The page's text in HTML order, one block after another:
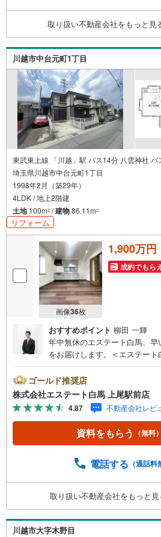
取り扱い不動産会社をもっと見
川越市中台元町1丁目
東武東上線 「川越」駅 バス14分 八雲神社 バ
埼玉県川越市中台元町1丁目
1998年2月（築29年）
4LDK / 地上2階建
土地100m2 /建物86.11m2
リフォーム
画像36枚
1,900万円
成約でもら
おすすめポイント 柳田 一輝
年中無休のエステート白馬、
をお届けします。＜エステー
トーヨーカドー上尾駅前店」内
のお店立体駐車場は全480台収
3.大型キッズスペース当店自慢
覧ください。店内におむつ替え
す。4.年中無休・365日営業で
時まで。スピードある対応が
プランナーと無料相談。ロー
宅地建物取引士やファイナン
ンアドバイザーなど、専門資格
しております。お客様からの
待ちしております。
ゴールド推奨店
株式会社エステート白馬 上尾駅前店
4.87 不動産会社レビ
資料をもらう （無料）
電話する （通話料
取り扱い不動産会社をもっと見
川越市大字木野目